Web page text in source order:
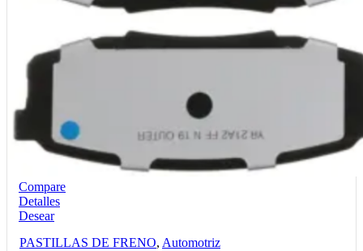
Compare
Detalles
Desear
PASTILLAS DE FRENO, Automotriz